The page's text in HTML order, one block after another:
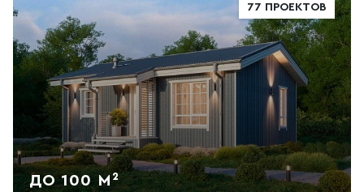
77 ПРОЕКТОВ
ДО 100 М²